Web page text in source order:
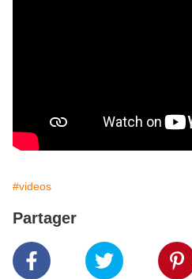
#videos
Partager